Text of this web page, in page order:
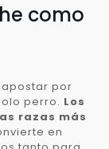
como
por
perro. Los
razas más
en